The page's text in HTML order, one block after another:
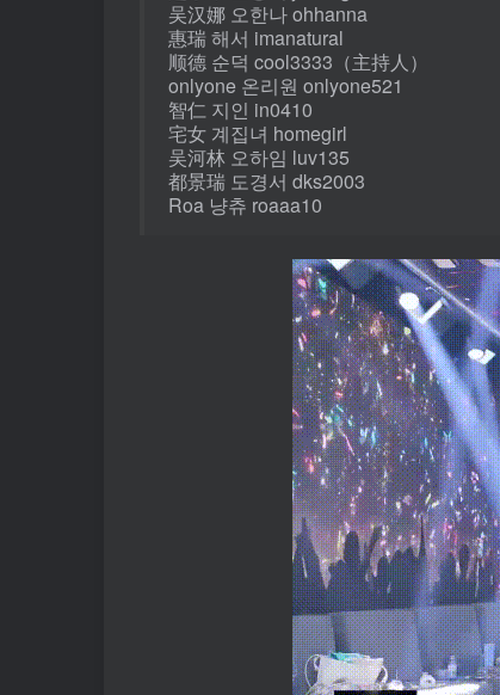
吴汉娜 오한나 ohhanna
惠瑞 해서 imanatural
顺德 순덕 cool3333（主持人）
onlyone 온리원 onlyone521
智仁 지인 in0410
宅女 계집녀 homegirl
吴河林 오하임 luv135
都景瑞 도경서 dks2003
Roa 냥츄 roaaa10